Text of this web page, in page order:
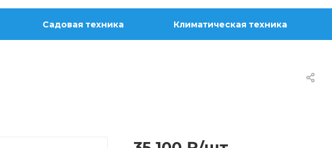
Садовая техника Климатическая техника